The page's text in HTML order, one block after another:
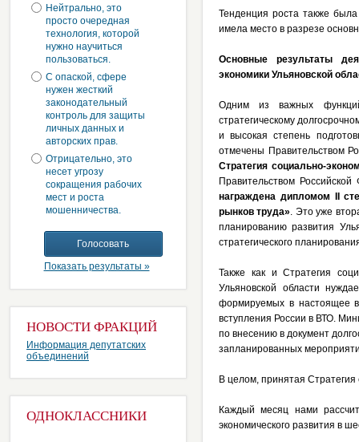
Нейтрально, это
просто очередная
технология, которой
нужно научиться
пользоваться.
С опаской, сфере
нужен жесткий
законодательный
контроль для защиты
личных данных и
авторских прав.
Отрицательно, это
несет угрозу
сокращения рабочих
мест и роста
мошенничества.
Показать результаты »
НОВОСТИ ФРАКЦИЙ
Информация депутатских
объединений
ОДНОКЛАССНИКИ
Тенденция роста также
имела место в разрезе
Основные результаты
экономики Ульяновской
Одним из важных функций
стратегическому
и высокая степень
отмечены Правительством
Стратегия социально-
Правительством
награждена дипломом
рынков труда». Это уже
планированию развития
стратегического
Также как и Стратегия
Ульяновской области
формируемых в настоящее
вступления России в ВТО.
по внесению в документ
запланированных
В целом, принятая Стратегия
Каждый месяц нами
экономического развития в